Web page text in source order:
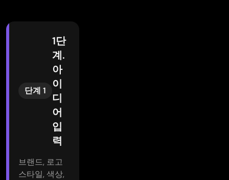
단계 1
1단
계.
아
이
디
어
입
력
브랜드, 로고
스타일, 색상,